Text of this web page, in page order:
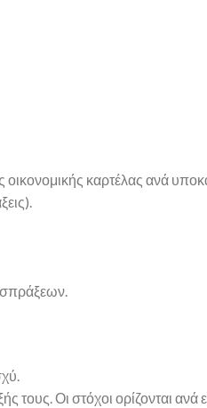
καρτέλας ανά
Οι στόχοι ορίζονται